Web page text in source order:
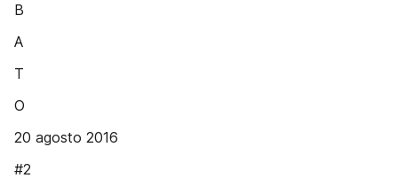
B
A
T
O
20 agosto 2016
#2